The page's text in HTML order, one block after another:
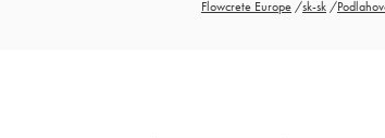
Flowcrete Europe /sk-sk /